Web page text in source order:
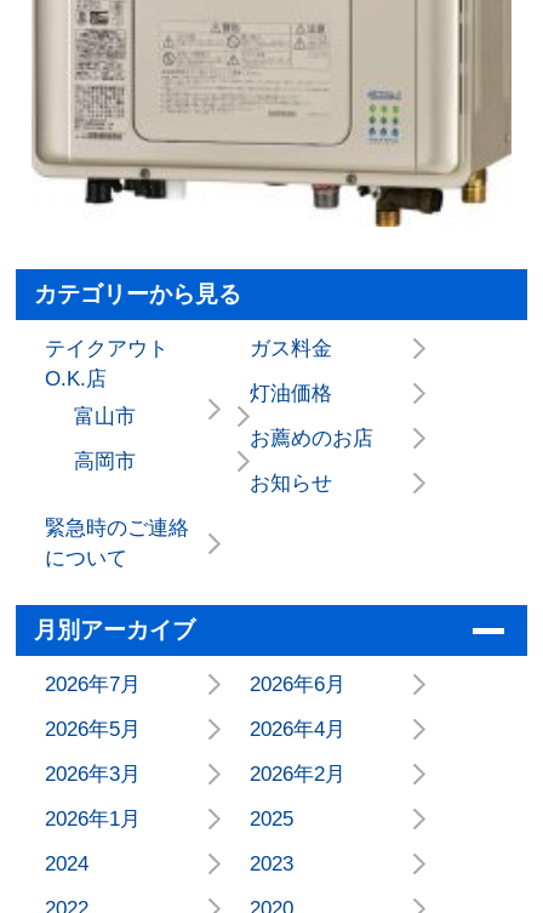
カテゴリーから見る
テイクアウト
O.K.店
富山市
高岡市
ガス料金
灯油価格
お薦めのお店
お知らせ
緊急時のご連絡
について
月別アーカイブ
2026年7月
2026年6月
2026年5月
2026年4月
2026年3月
2026年2月
2026年1月
2025
2024
2023
2022
2020